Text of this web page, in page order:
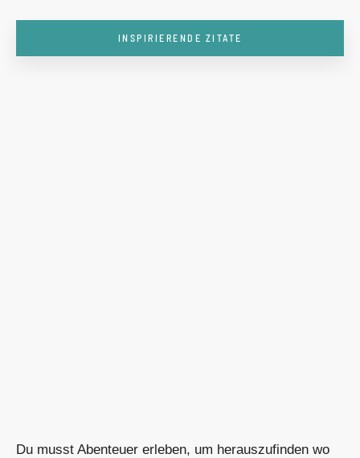
INSPIRIERENDE ZITATE
Du musst Abenteuer erleben, um herauszufinden wo